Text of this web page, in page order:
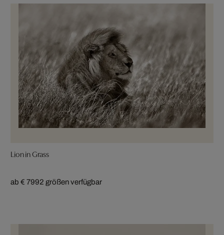
Lion in Grass
ab € 7992 größen verfügbar